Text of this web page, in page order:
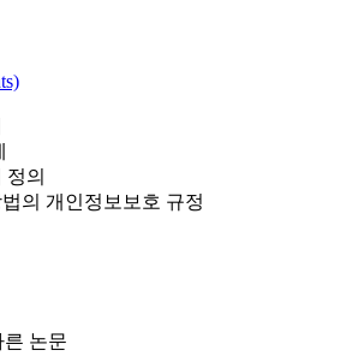
의
의 개인정보보호 규정
논문